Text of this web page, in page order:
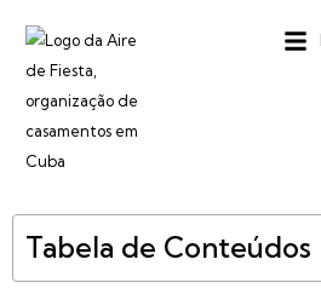
para
conteúdo
Tabela de Conteúdos